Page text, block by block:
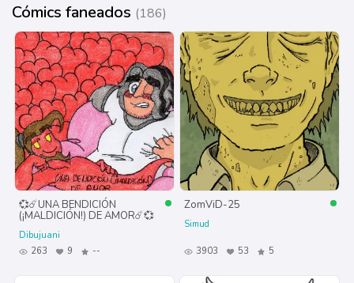
Cómics faneados (186)
💞☄️UNA BENDICIÓN
(¡MALDICIÓN!) DE AMOR☄️💞
Dibujuani
263
9 --
ZomViD-25
Simud
3903 53 5